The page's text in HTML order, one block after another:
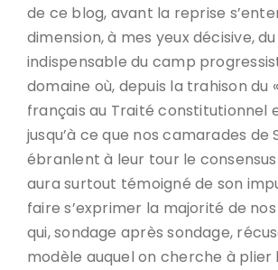
de ce blog, avant la reprise
dimension, à mes yeux décisive,
indispensable du camp
domaine où, depuis la trahison du
français au Traité constitutionnel
jusqu’à ce que nos camarades de
ébranlent à leur tour le
aura surtout témoigné de son
faire s’exprimer la majorité de
qui, sondage après sondage,
modèle auquel on cherche à plier